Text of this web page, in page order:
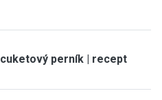
perník | recept